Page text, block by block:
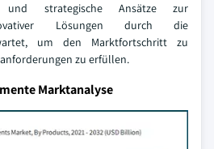
und strategische Ansätze zur
Lösungen durch die
um den Marktfortschritt zu
zu erfüllen.
Marktanalyse